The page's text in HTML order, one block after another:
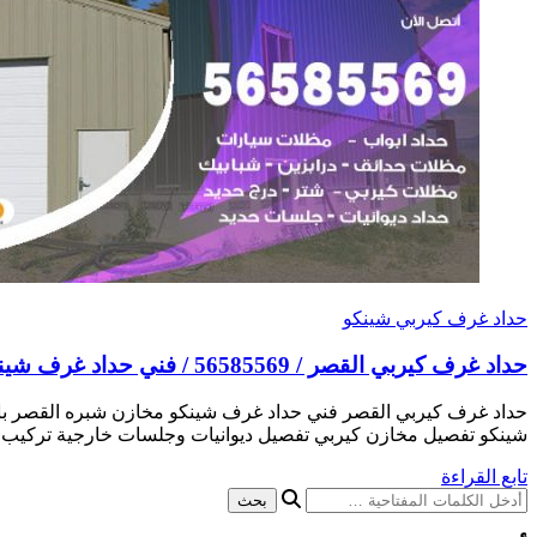
حداد غرف كيربي شينكو
حداد غرف كيربي القصر / 56585569 / فني حداد غرف شينكو مخازن شبره
حداد غرف كيربي القصر فني حداد غرف شينكو مخازن شبره
شينكو تفصيل مخازن كيربي تفصيل ديوانيات وجلسات خارجية
تابع القراءة
هل